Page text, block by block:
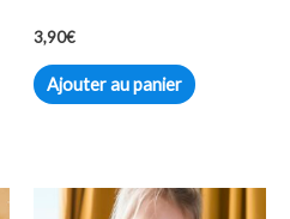
3,90€
Ajouter au panier